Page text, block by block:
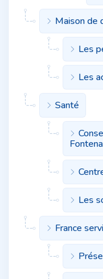
Maison de
Les
Les
Santé
Les
France